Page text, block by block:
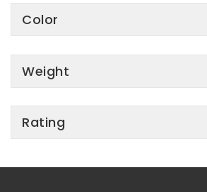
Color
Weight
Rating